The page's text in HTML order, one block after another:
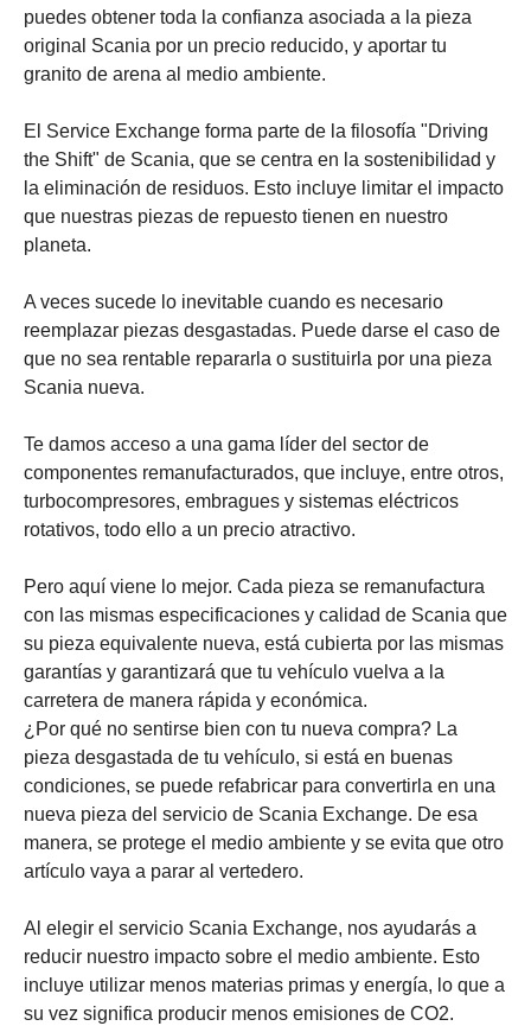
puedes obtener toda la confianza asociada a la pieza
original Scania por un precio reducido, y aportar tu
granito de arena al medio ambiente.
El Service Exchange forma parte de la filosofía "Driving
the Shift" de Scania, que se centra en la sostenibilidad y
la eliminación de residuos. Esto incluye limitar el impacto
que nuestras piezas de repuesto tienen en nuestro
planeta.
A veces sucede lo inevitable cuando es necesario
reemplazar piezas desgastadas. Puede darse el caso de
que no sea rentable repararla o sustituirla por una pieza
Scania nueva.
Te damos acceso a una gama líder del sector de
componentes remanufacturados, que incluye, entre otros,
turbocompresores, embragues y sistemas eléctricos
rotativos, todo ello a un precio atractivo.
Pero aquí viene lo mejor. Cada pieza se remanufactura
con las mismas especificaciones y calidad de Scania que
su pieza equivalente nueva, está cubierta por las mismas
garantías y garantizará que tu vehículo vuelva a la
carretera de manera rápida y económica.
¿Por qué no sentirse bien con tu nueva compra? La
pieza desgastada de tu vehículo, si está en buenas
condiciones, se puede refabricar para convertirla en una
nueva pieza del servicio de Scania Exchange. De esa
manera, se protege el medio ambiente y se evita que otro
artículo vaya a parar al vertedero.
Al elegir el servicio Scania Exchange, nos ayudarás a
reducir nuestro impacto sobre el medio ambiente. Esto
incluye utilizar menos materias primas y energía, lo que a
su vez significa producir menos emisiones de CO2.